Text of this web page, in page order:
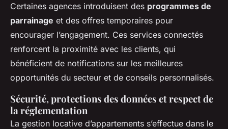
Certaines agences introduisent des programmes de
parrainage et des offres temporaires pour
encourager l’engagement. Ces services connectés
renforcent la proximité avec les clients, qui
bénéficient de notifications sur les meilleures
opportunités du secteur et de conseils personnalisés.
Sécurité, protections des données et respect de
la réglementation
La gestion locative d’appartements s’effectue dans le